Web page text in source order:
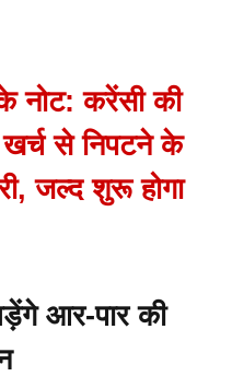
नोट: करेंसी की
खर्च से निपटने के
जल्द शुरू होगा
आर-पार की